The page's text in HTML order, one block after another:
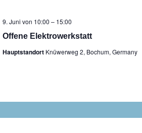
Offene Elektrowerkstatt
9. Juni von 10:00 – 15:00
Hauptstandort Knüwerweg 2, Bochum, Germany